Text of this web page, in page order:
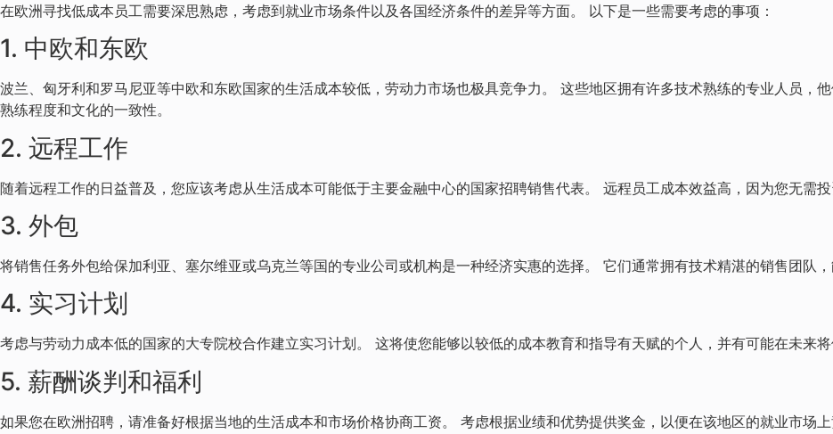
在欧洲寻找低成本员工需要深思熟虑，考虑到就业市场条件以及各国经济条件的差异等方面。 以下是一些需要考虑的事项：
1. 中欧和东欧
波兰、匈牙利和罗马尼亚等中欧和东欧国家的生活成本较低，劳动力市场也极具竞争力。 这些地区拥有许多技术熟练的专业人员，
熟练程度和文化的一致性。
2. 远程工作
随着远程工作的日益普及，您应该考虑从生活成本可能低于主要金融中心的国家招聘销售代表。 远程员工成本效益高，因为您无需投
3. 外包
将销售任务外包给保加利亚、塞尔维亚或乌克兰等国的专业公司或机构是一种经济实惠的选择。 它们通常拥有技术精湛的销售团队，
4. 实习计划
考虑与劳动力成本低的国家的大专院校合作建立实习计划。 这将使您能够以较低的成本教育和指导有天赋的个人，并有可能在未来将
5. 薪酬谈判和福利
如果您在欧洲招聘，请准备好根据当地的生活成本和市场价格协商工资。 考虑根据业绩和优势提供奖金，以便在该地区的就业市场上